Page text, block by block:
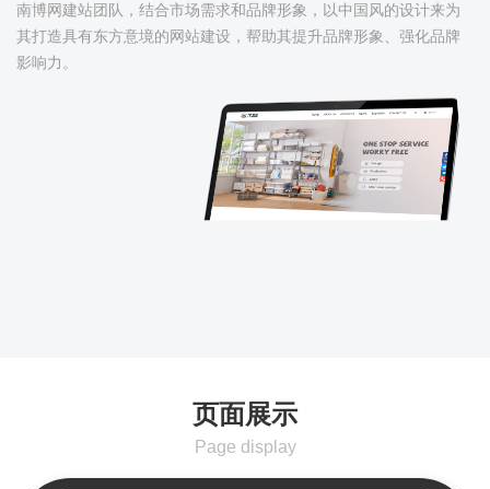
南博网建站团队，结合市场需求和品牌形象，以中国风的设计来为
其打造具有东方意境的网站建设，帮助其提升品牌形象、强化品牌
影响力。
页面展示
Page display